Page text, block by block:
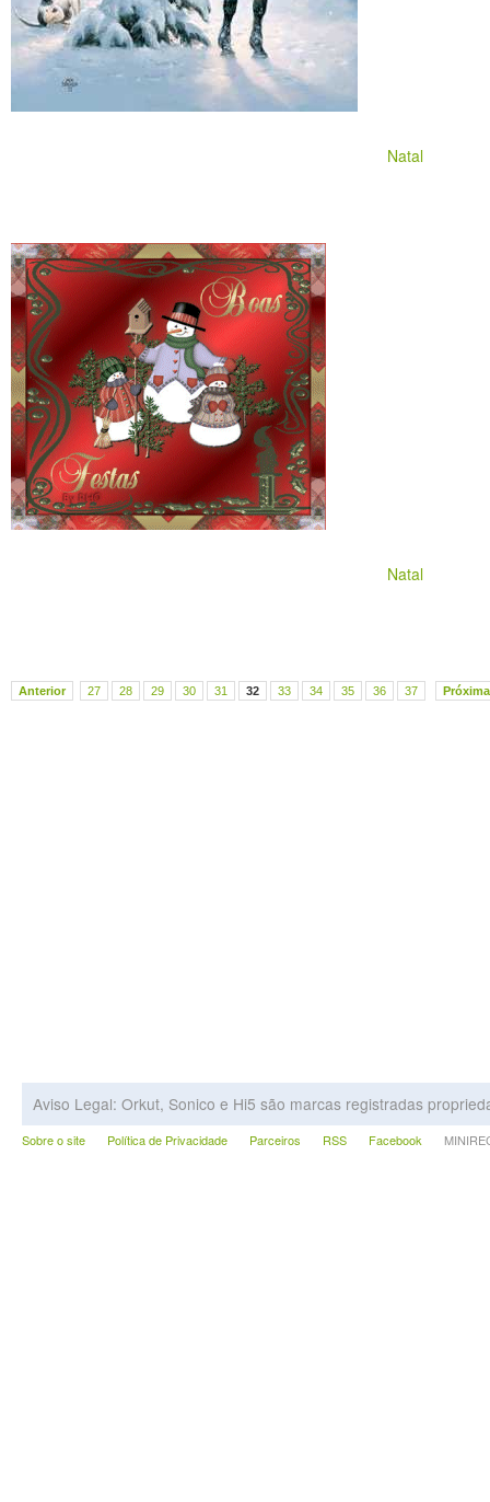
Natal
Natal
Anterior 27 28 29 30 31 32 33 34 35 36 37 Próxima
Aviso Legal: Orkut, Sonico e Hi5 são marcas registradas
Sobre o site Política de Privacidade Parceiros RSS Facebook